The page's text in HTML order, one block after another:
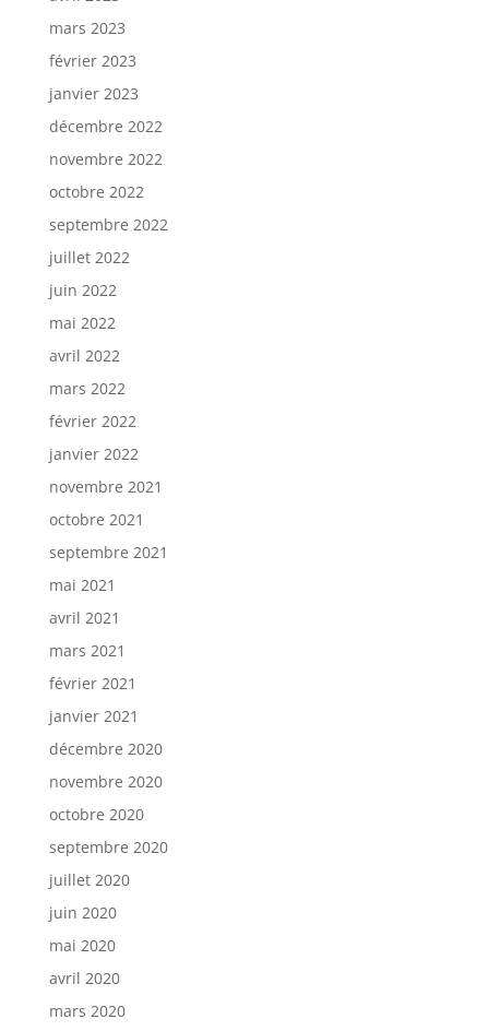
mars 2023
février 2023
janvier 2023
décembre 2022
novembre 2022
octobre 2022
septembre 2022
juillet 2022
juin 2022
mai 2022
avril 2022
mars 2022
février 2022
janvier 2022
novembre 2021
octobre 2021
septembre 2021
mai 2021
avril 2021
mars 2021
février 2021
janvier 2021
décembre 2020
novembre 2020
octobre 2020
septembre 2020
juillet 2020
juin 2020
mai 2020
avril 2020
mars 2020